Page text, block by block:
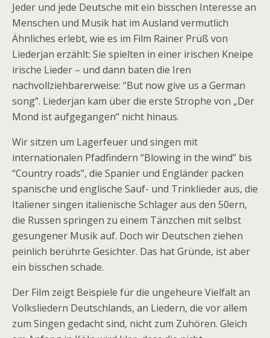
Jeder und jede Deutsche mit ein bisschen Interesse an
Menschen und Musik hat im Ausland vermutlich
Ähnliches erlebt, wie es im Film Rainer Prüß von
Liederjan erzählt: Sie spielten in einer irischen Kneipe
irische Lieder – und dann baten die Iren
nachvollziehbarerweise: “But now give us a German
song”. Liederjan kam über die erste Strophe von „Der
Mond ist aufgegangen“ nicht hinaus.
Wir sitzen um Lagerfeuer und singen mit
internationalen Pfadfindern “Blowing in the wind” bis
“Country roads”, die Spanier und Engländer packen
spanische und englische Sauf- und Trinklieder aus, die
Italiener singen italienische Schlager aus den 50ern,
die Russen springen zu einem Tänzchen mit selbst
gesungener Musik auf. Doch wir Deutschen ziehen
peinlich berührte Gesichter. Das hat Gründe, ist aber
ein bisschen schade.
Der Film zeigt Beispiele für die ungeheure Vielfalt an
Volksliedern Deutschlands, an Liedern, die vor allem
zum Singen gedacht sind, nicht zum Zuhören. Gleich